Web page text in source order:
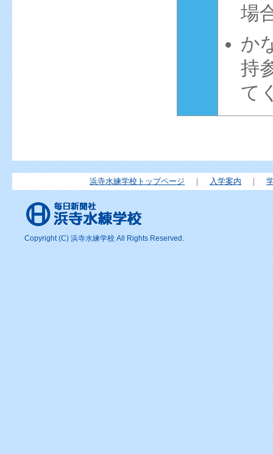
場
か
持
て
浜寺水練学校トップページ ｜ 入学案内 ｜
Copyright (C) 浜寺水練学校 All Rights Reserved.